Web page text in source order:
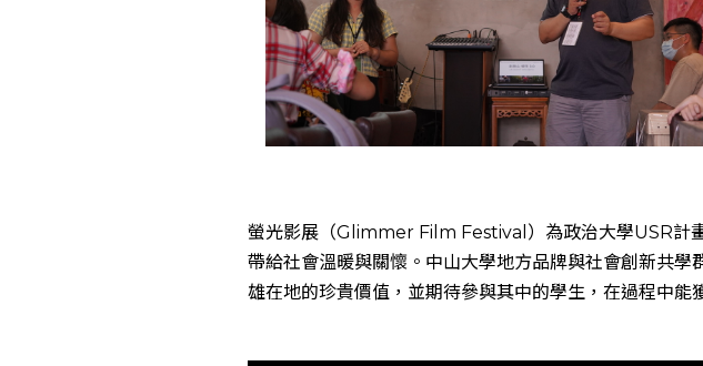
螢光影展（Glimmer Film Festival）為政治大學USR計
帶給社會溫暖與關懷。中山大學地方品牌與社會創新共
雄在地的珍貴價值，並期待參與其中的學生，在過程中